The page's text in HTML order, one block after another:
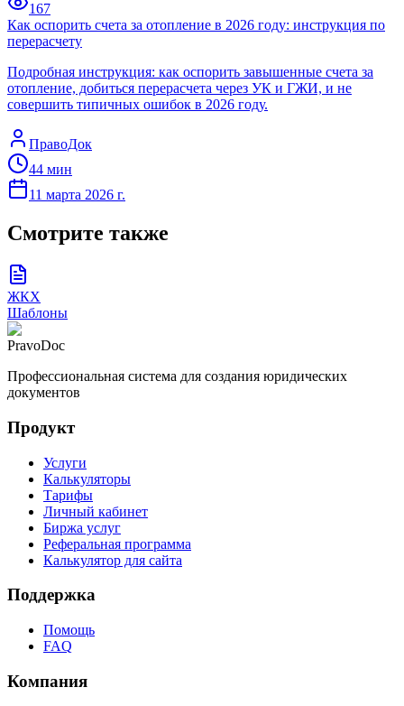
167
Как оспорить счета за отопление в 2026 году: инструкция по
перерасчету
Подробная инструкция: как оспорить завышенные счета за
отопление, добиться перерасчета через УК и ГЖИ, и не
совершить типичных ошибок в 2026 году.
ПравоДок
44 мин
11 марта 2026 г.
Смотрите также
ЖКХ
Шаблоны
PravoDoc
Профессиональная система для создания юридических
документов
Продукт
Услуги
Калькуляторы
Тарифы
Личный кабинет
Биржа услуг
Реферальная программа
Калькулятор для сайта
Поддержка
Помощь
FAQ
Компания